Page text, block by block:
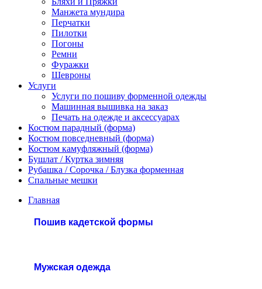
Манжета мундира
Перчатки
Пилотки
Погоны
Ремни
Фуражки
Шевроны
Услуги
Услуги по пошиву форменной одежды
Машинная вышивка на заказ
Печать на одежде и аксессуарах
Костюм парадный (форма)
Костюм повседневный (форма)
Костюм камуфляжный (форма)
Бушлат / Куртка зимняя
Рубашка / Сорочка / Блузка форменная
Спальные мешки
Главная
Пошив кадетской формы
Мужская одежда